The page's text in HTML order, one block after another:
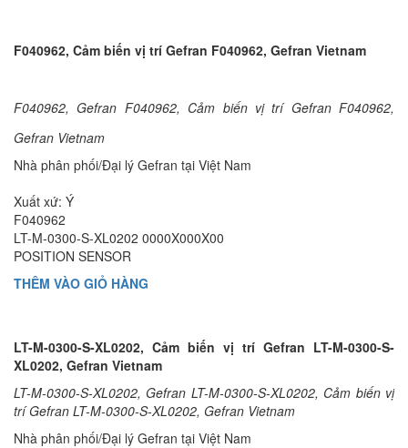
F040962, Cảm biến vị trí Gefran F040962, Gefran Vietnam
F040962, Gefran F040962, Cảm biến vị trí Gefran F040962,
Gefran Vietnam
Nhà phân phối/Đại lý Gefran tại Việt Nam
Xuất xứ: Ý
F040962
LT-M-0300-S-XL0202 0000X000X00
POSITION SENSOR
THÊM VÀO GIỎ HÀNG
LT-M-0300-S-XL0202, Cảm biến vị trí Gefran LT-M-0300-S-
XL0202, Gefran Vietnam
LT-M-0300-S-XL0202, Gefran LT-M-0300-S-XL0202, Cảm biến vị
trí Gefran LT-M-0300-S-XL0202, Gefran Vietnam
Nhà phân phối/Đại lý Gefran tại Việt Nam